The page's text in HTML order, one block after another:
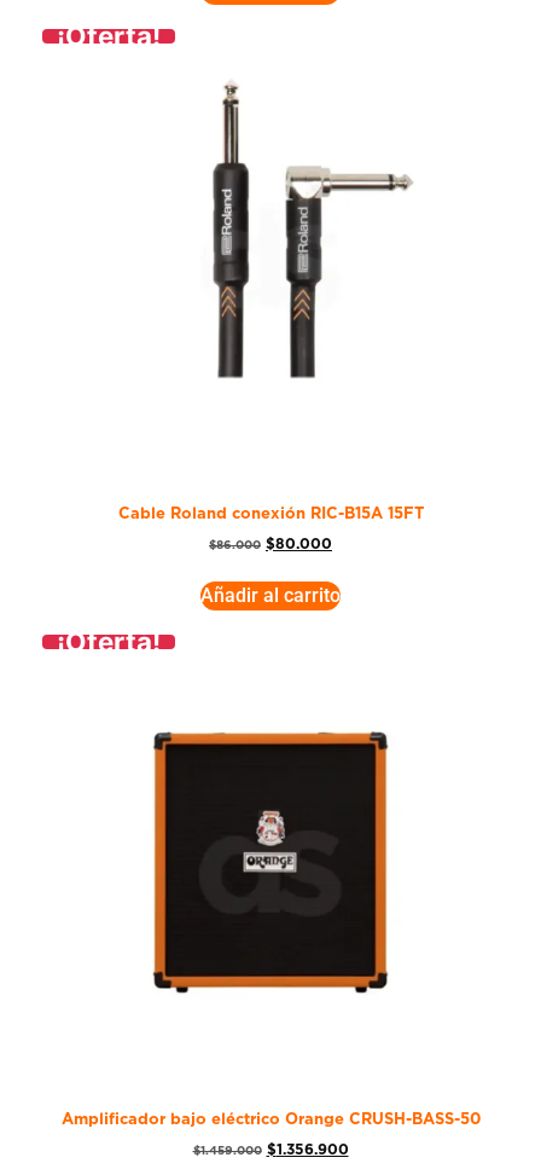
¡Oferta!
Cable Roland conexión RIC-B15A 15FT
$86.000 $80.000
Añadir al carrito
¡Oferta!
Amplificador bajo eléctrico Orange CRUSH-BASS-50
$1.459.000 $1.356.900